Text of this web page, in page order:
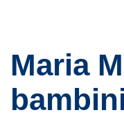
Maria